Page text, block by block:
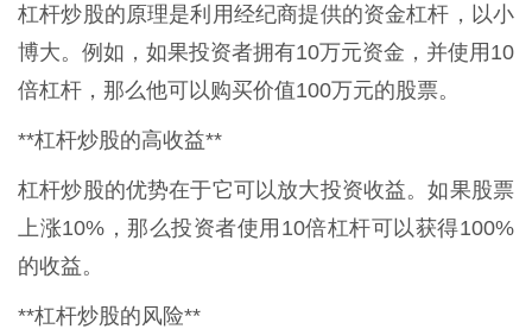
杠杆炒股的原理是利用经纪商提供的资金杠杆，以小
博大。例如，如果投资者拥有10万元资金，并使用10
倍杠杆，那么他可以购买价值100万元的股票。
**杠杆炒股的高收益**
杠杆炒股的优势在于它可以放大投资收益。如果股票
上涨10%，那么投资者使用10倍杠杆可以获得100%
的收益。
**杠杆炒股的风险**